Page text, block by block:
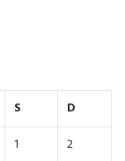
S
D
1
2